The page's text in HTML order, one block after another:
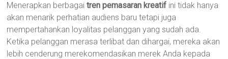
Menerapkan berbagaitren pemasaran kreatif ini tidak hanya
akan menarik perhatian audiens baru tetapi juga
mempertahankan loyalitas pelanggan yang sudah ada.
Ketika pelanggan merasa terlibat dan dihargai, mereka akan
lebih cenderung merekomendasikan merek Anda kepada